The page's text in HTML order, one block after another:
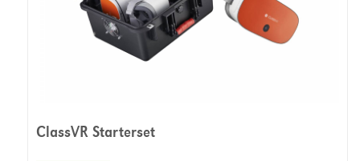
ClassVR Starterset